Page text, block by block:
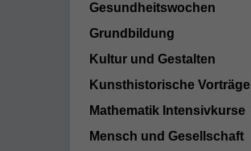
Gesundheitswochen
Grundbildung
Kultur und Gestalten
Kunsthistorische Vorträge
Mathematik Intensivkurse
Mensch und Gesellschaft